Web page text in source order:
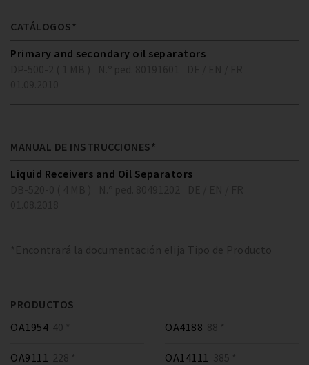
CATÁLOGOS*
Primary and secondary oil separators
MANUAL DE INSTRUCCIONES*
Liquid Receivers and Oil Separators
*Encontrará la documentación elija Tipo de Producto
PRODUCTOS
OA1954 40 * OA4188 88 *
OA9111 228 * OA14111 385 *